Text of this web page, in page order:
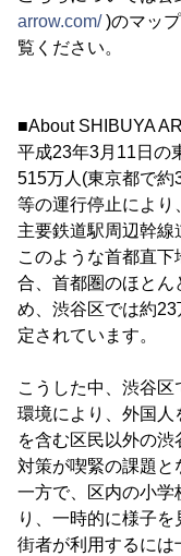
arrow.com/)のマッ
覧ください。
■About SHIBUYA
平成23年3月11日の
515万人(東京都で約
等の運行停止により
主要鉄道駅周辺幹線
このような首都直
合、首都圏のほとん
め、渋谷区では約
定されています。
こうした中、渋谷区
環境により、外国人
を含む区民以外の
対策が喫緊の課題と
一方で、区内の小学
り、一時的に様子
街者が利用するには